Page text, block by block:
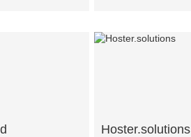
Hoster.solutions